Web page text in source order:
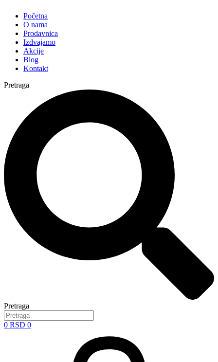
Početna
O nama
Prodavnica
Izdvajamo
Akcije
Blog
Kontakt
Pretraga
Pretraga
0 RSD 0